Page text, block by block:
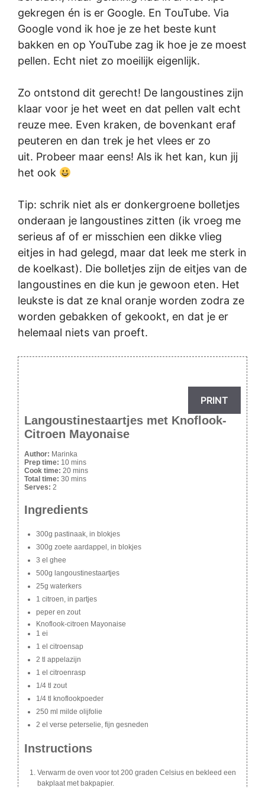
gekregen én is er Google. En TouTube. Via
Google vond ik hoe je ze het beste kunt
bakken en op YouTube zag ik hoe je ze moest
pellen. Echt niet zo moeilijk eigenlijk.
Zo ontstond dit gerecht! De langoustines zijn
klaar voor je het weet en dat pellen valt echt
reuze mee. Even kraken, de bovenkant eraf
peuteren en dan trek je het vlees er zo
uit. Probeer maar eens! Als ik het kan, kun jij
het ook
Tip: schrik niet als er donkergroene bolletjes
onderaan je langoustines zitten (ik vroeg me
serieus af of er misschien een dikke vlieg
eitjes in had gelegd, maar dat leek me sterk in
de koelkast). Die bolletjes zijn de eitjes van de
langoustines en die kun je gewoon eten. Het
leukste is dat ze knal oranje worden zodra ze
worden gebakken of gekookt, en dat je er
helemaal niets van proeft.
PRINT
Langoustinestaartjes met Knoflook-
Citroen Mayonaise
Author: Marinka
Prep time: 10 mins
Cook time: 20 mins
Total time: 30 mins
Serves: 2
Ingredients
300g pastinaak, in blokjes
300g zoete aardappel, in blokjes
3 el ghee
500g langoustinestaartjes
25g waterkers
1 citroen, in partjes
peper en zout
Knoflook-citroen Mayonaise
1 ei
1 el citroensap
2 tl appelazijn
1 el citroenrasp
1/4 tl zout
1/4 tl knoflookpoeder
250 ml milde olijfolie
2 el verse peterselie, fijn gesneden
Instructions
Verwarm de oven voor tot 200 graden Celsius en bekleed een
bakplaat met bakpapier.